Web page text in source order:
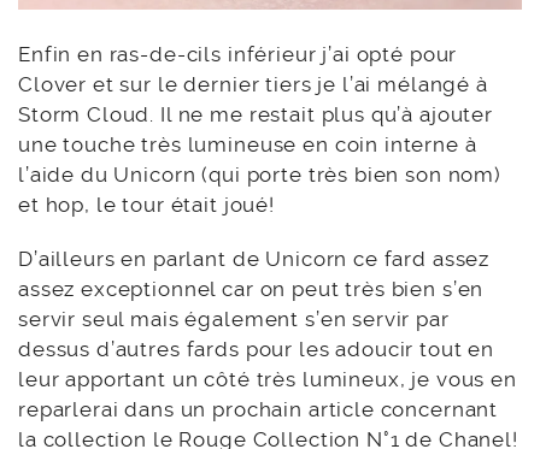
Enfin en ras-de-cils inférieur j’ai opté pour
Clover et sur le dernier tiers je l’ai mélangé à
Storm Cloud. Il ne me restait plus qu’à ajouter
une touche très lumineuse en coin interne à
l’aide du Unicorn (qui porte très bien son nom)
et hop, le tour était joué!
D’ailleurs en parlant de Unicorn ce fard assez
assez exceptionnel car on peut très bien s’en
servir seul mais également s’en servir par
dessus d’autres fards pour les adoucir tout en
leur apportant un côté très lumineux, je vous en
reparlerai dans un prochain article concernant
la collection le Rouge Collection N°1 de Chanel!